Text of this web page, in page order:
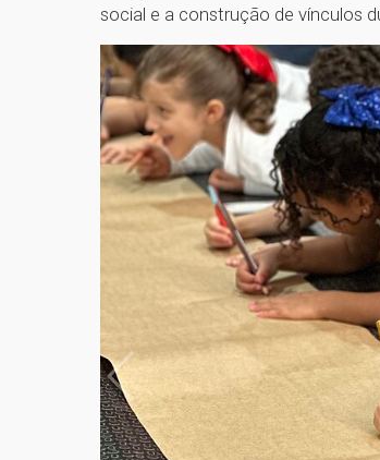
social e a construção de vínculos